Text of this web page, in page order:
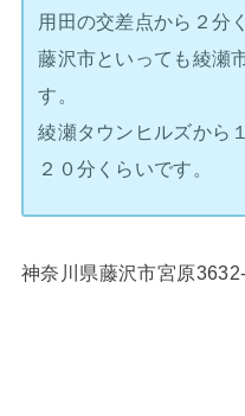
用田の交差点から２分
藤沢市といっても綾瀬
す。
綾瀬タウンヒルズから
２０分くらいです。
神奈川県藤沢市宮原